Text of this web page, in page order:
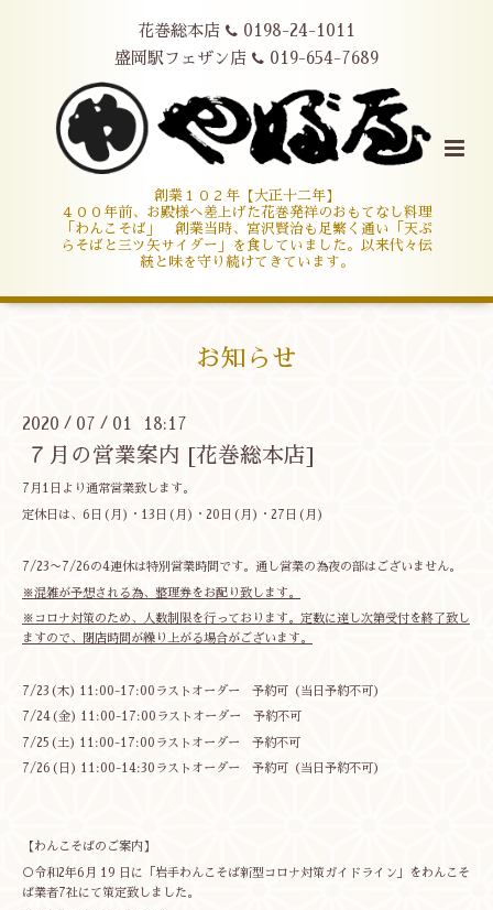
花巻総本店
0198-24-1011
盛岡駅フェザン店
019-654-7689
創業１０２年【大正十二年】
４００年前、お殿様へ差上げた花巻発祥のおもてなし料理
「わんこそば」 創業当時、宮沢賢治も足繁く通い「天ぷ
らそばと三ツ矢サイダー」を食していました。以来代々伝
統と味を守り続けてきています。
お知らせ
2020 / 07 / 01 18:17
７月の営業案内 [花巻総本店]
7月1日より通常営業致します。
定休日は、6日(月)・13日(月)・20日(月)・27日(月)
7/23〜7/26の4連休は特別営業時間です。通し営業の為夜の部はございません。
※混雑が予想される為、整理券をお配り致します。
※コロナ対策のため、人数制限を行っております。定数に達し次第受付を終了致し
ますので、閉店時間が繰り上がる場合がございます。
7/23(木) 11:00-17:00ラストオーダー 予約可（当日予約不可）
7/24(金) 11:00-17:00ラストオーダー 予約不可
7/25(土) 11:00-17:00ラストオーダー 予約不可
7/26(日) 11:00-14:30ラストオーダー 予約可（当日予約不可）
【わんこそばのご案内】
○令和2年6月 19 日に「岩手わんこそば新型コロナ対策ガイドライン」をわんこそ
ば業者7社にて策定致しました。